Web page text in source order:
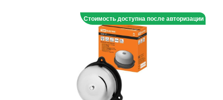
Стоимость доступна после авторизации